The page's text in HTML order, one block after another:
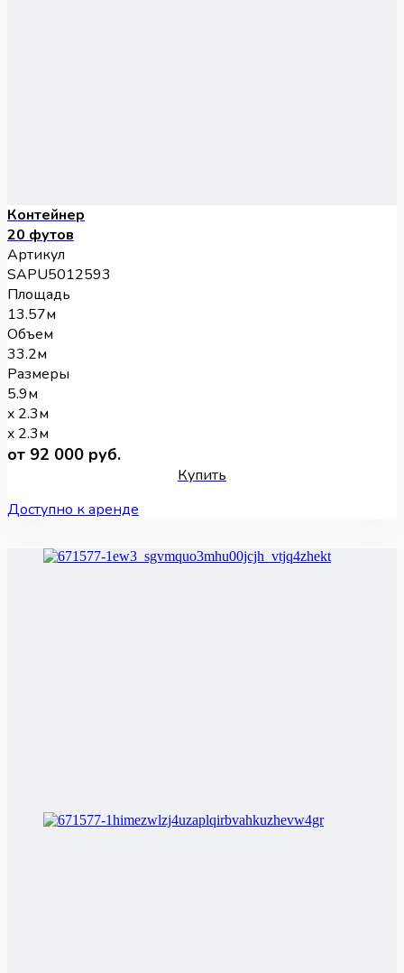
Контейнер
20 футов
Артикул
SAPU5012593
Площадь
13.57м
Объем
33.2м
Размеры
5.9м
x 2.3м
x 2.3м
от 92 000 руб.
Купить
Доступно к аренде